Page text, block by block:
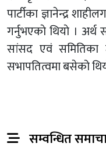
पार्टीका ज्ञानेन्द्र
गर्नुभएकाे थियाे ।
सांसद एवं समितिका
सभापतित्वमा बसेको
सम्वन्धित